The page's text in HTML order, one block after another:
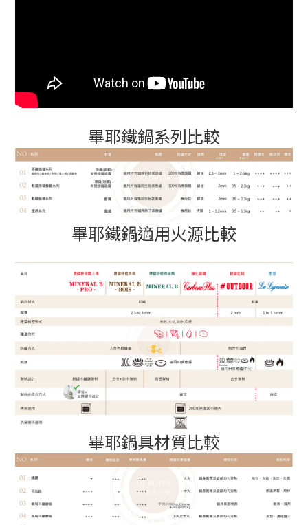
畢耶鐵鍋系列比較
畢耶鐵鍋適用火源比較
畢耶鍋具材質比較